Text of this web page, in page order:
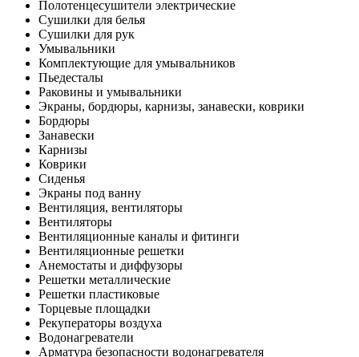
Полотенцесушители электрические
Сушилки для белья
Сушилки для рук
Умывальники
Комплектующие для умывальников
Пьедесталы
Раковины и умывальники
Экраны, бордюры, карнизы, занавески, коврики
Бордюры
Занавески
Карнизы
Коврики
Сиденья
Экраны под ванну
Вентиляция, вентиляторы
Вентиляторы
Вентиляционные каналы и фитинги
Вентиляционные решетки
Анемостаты и диффузоры
Решетки металлические
Решетки пластиковые
Торцевые площадки
Рекуператоры воздуха
Водонагреватели
Арматура безопасности водонагревателя